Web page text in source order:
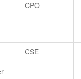
CPO
CSE